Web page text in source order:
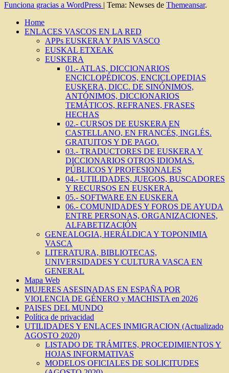
Funciona gracias a WordPress | Tema: Newses de Themeansar.
Home
ENLACES VASCOS EN LA RED
APPs EUSKERA Y PAIS VASCO
EUSKAL ETXEAK
EUSKERA
01.- ATLAS, DICCIONARIOS
ENCICLOPÉDICOS, ENCICLOPEDIAS
EUSKERA, DICC. DE SINÓNIMOS,
ANTÓNIMOS, DICCIONARIOS
TEMÁTICOS, REFRANES, FRASES
HECHAS
02.- CURSOS DE EUSKERA EN
CASTELLANO, EN FRANCÉS, INGLÉS.
GRATUITOS Y DE PAGO.
03.- TRADUCTORES DE EUSKERA Y
DICCIONARIOS OTROS IDIOMAS.
PÚBLICOS Y PROFESIONALES
04.- UTILIDADES, JUEGOS, BUSCADORES
Y RECURSOS EN EUSKERA.
05.- SOFTWARE EN EUSKERA
06.- COMUNIDADES Y FOROS DE AYUDA
ENTRE PERSONAS, ORGANIZACIONES,
ALFABETIZACIÓN
GENEALOGIA, HERÁLDICA Y TOPONIMIA
VASCA
LITERATURA, BIBLIOTECAS,
UNIVERSIDADES Y CULTURA VASCA EN
GENERAL
Mapa Web
MUJERES ASESINADAS EN ESPAÑA POR
VIOLENCIA DE GÉNERO y MACHISTA en 2026
PAISES DEL MUNDO
Política de privacidad
UTILIDADES Y ENLACES INMIGRACION (Actualizado
AGOSTO 2020)
LISTADO DE TRÁMITES, PROCEDIMIENTOS Y
HOJAS INFORMATIVAS
MODELOS OFICIALES DE SOLICITUDES